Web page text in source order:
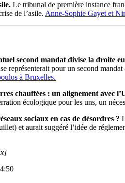
Le tribunal de première instance
de l’asile. Anne-Sophie Gayet et
second mandat divise la droite
représenterait pour un second
à Bruxelles.
chauffées : un alignement avec
écologique pour les uns, un
sociaux en cas de désordres ?
et aurait suggéré l’idée de